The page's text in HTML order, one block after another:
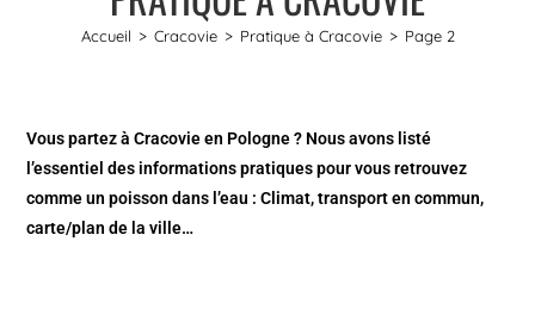
Accueil > Cracovie > Pratique à Cracovie > Page 2
Vous partez à Cracovie en Pologne ? Nous avons listé
l’essentiel des informations pratiques pour vous retrouvez
comme un poisson dans l’eau : Climat, transport en commun,
carte/plan de la ville…